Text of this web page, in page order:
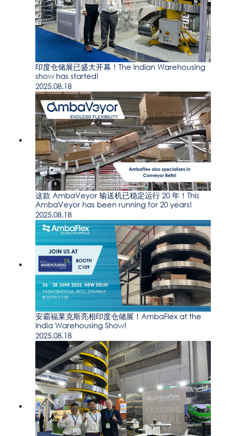
印度仓储展已盛大开幕！The Indian Warehousing
show has started!
2025.08.18
这款 AmbaVeyor 输送机已稳定运行 20 年！This
AmbaVeyor has been running for 20 years!
2025.08.18
安霸福莱克斯亮相印度仓储展！AmbaFlex at the
India Warehousing Show!
2025.08.18